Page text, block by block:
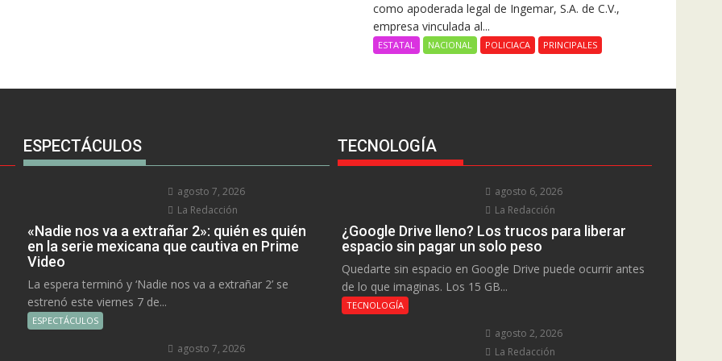
como apoderada legal de Ingemar, S.A. de C.V.,
empresa vinculada al...
ESTATAL NACIONAL POLICIACA PRINCIPALES
ESPECTÁCULOS
agosto 7, 2026
La Redacción
«Nadie nos va a extrañar 2»: quién es quién
en la serie mexicana que cautiva en Prime
Video
La espera terminó y ‘Nadie nos va a extrañar 2’ se
estrenó este viernes 7 de...
ESPECTÁCULOS
agosto 7, 2026
TECNOLOGÍA
agosto 6, 2026
La Redacción
¿Google Drive lleno? Los trucos para liberar
espacio sin pagar un solo peso
Quedarte sin espacio en Google Drive puede ocurrir antes
de lo que imaginas. Los 15 GB...
TECNOLOGÍA
agosto 2, 2026
La Redacción